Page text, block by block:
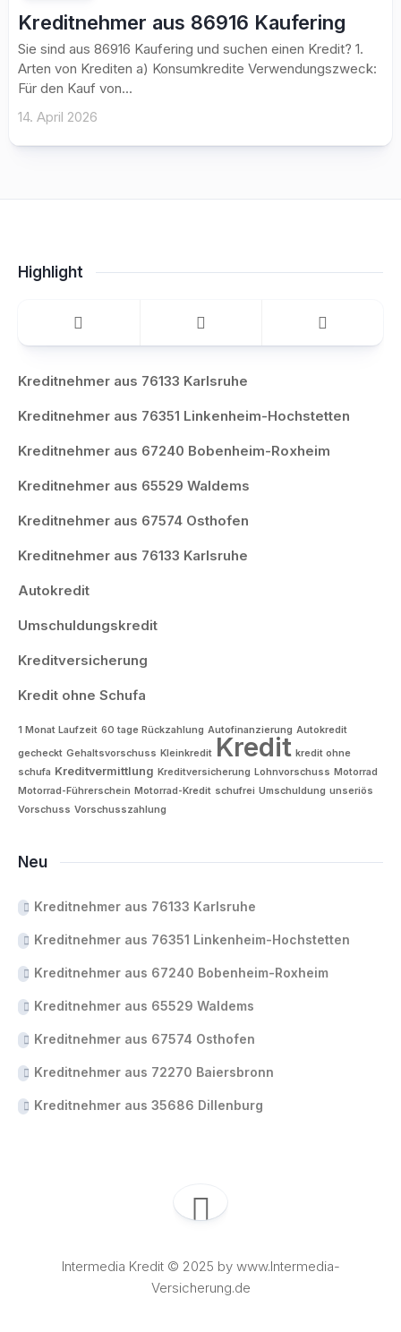
Kreditnehmer aus 86916 Kaufering
Sie sind aus 86916 Kaufering und suchen einen Kredit? 1.
Arten von Krediten a) Konsumkredite Verwendungszweck:
Für den Kauf von...
14. April 2026
Highlight
Kreditnehmer aus 76133 Karlsruhe
Kreditnehmer aus 76351 Linkenheim-Hochstetten
Kreditnehmer aus 67240 Bobenheim-Roxheim
Kreditnehmer aus 65529 Waldems
Kreditnehmer aus 67574 Osthofen
Kreditnehmer aus 76133 Karlsruhe
Autokredit
Umschuldungskredit
Kreditversicherung
Kredit ohne Schufa
1 Monat Laufzeit 60 tage Rückzahlung Autofinanzierung Autokredit
gecheckt Gehaltsvorschuss Kleinkredit Kredit kredit ohne
schufa Kreditvermittlung Kreditversicherung Lohnvorschuss Motorrad
Motorrad-Führerschein Motorrad-Kredit schufrei Umschuldung unseriös
Vorschuss Vorschusszahlung
Neu
Kreditnehmer aus 76133 Karlsruhe
Kreditnehmer aus 76351 Linkenheim-Hochstetten
Kreditnehmer aus 67240 Bobenheim-Roxheim
Kreditnehmer aus 65529 Waldems
Kreditnehmer aus 67574 Osthofen
Kreditnehmer aus 72270 Baiersbronn
Kreditnehmer aus 35686 Dillenburg
Intermedia Kredit © 2025 by www.Intermedia-
Versicherung.de